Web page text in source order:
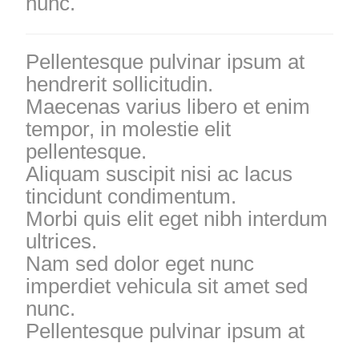
Pellentesque pulvinar ipsum at
hendrerit sollicitudin.
Maecenas varius libero et enim
tempor, in molestie elit
pellentesque.
Aliquam suscipit nisi ac lacus
tincidunt condimentum.
Morbi quis elit eget nibh interdum
ultrices.
Nam sed dolor eget nunc
imperdiet vehicula sit amet sed
nunc.
Pellentesque pulvinar ipsum at